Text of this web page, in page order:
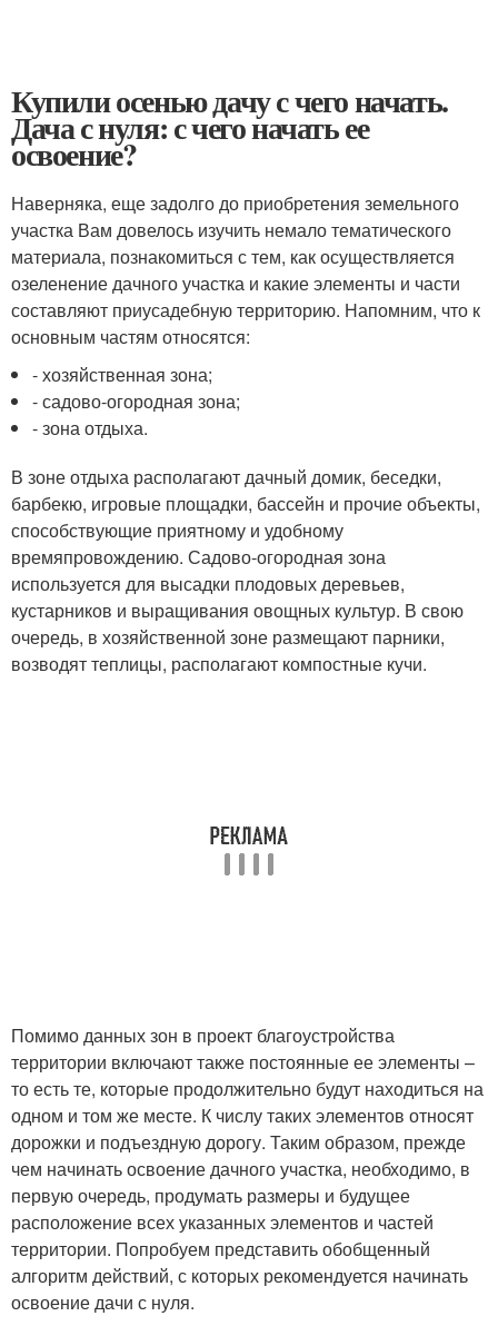
Купили осенью дачу с чего начать.
Дача с нуля: с чего начать ее
освоение?
Наверняка, еще задолго до приобретения земельного
участка Вам довелось изучить немало тематического
материала, познакомиться с тем, как осуществляется
озеленение дачного участка и какие элементы и части
составляют приусадебную территорию. Напомним, что к
основным частям относятся:
- хозяйственная зона;
- садово-огородная зона;
- зона отдыха.
В зоне отдыха располагают дачный домик, беседки,
барбекю, игровые площадки, бассейн и прочие объекты,
способствующие приятному и удобному
времяпровождению. Садово-огородная зона
используется для высадки плодовых деревьев,
кустарников и выращивания овощных культур. В свою
очередь, в хозяйственной зоне размещают парники,
возводят теплицы, располагают компостные кучи.
Помимо данных зон в проект благоустройства
территории включают также постоянные ее элементы –
то есть те, которые продолжительно будут находиться на
одном и том же месте. К числу таких элементов относят
дорожки и подъездную дорогу. Таким образом, прежде
чем начинать освоение дачного участка, необходимо, в
первую очередь, продумать размеры и будущее
расположение всех указанных элементов и частей
территории. Попробуем представить обобщенный
алгоритм действий, с которых рекомендуется начинать
освоение дачи с нуля.